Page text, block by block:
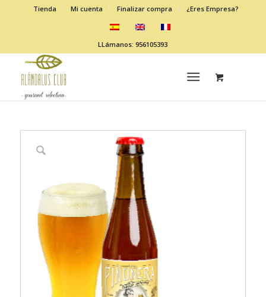
Tienda Mi cuenta Finalizar compra ¿Eres Empresa?
LLámanos: 956105393